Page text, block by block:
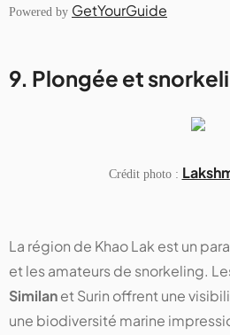
Powered by GetYourGuide
9. Plongée et
Crédit photo :
La région de Khao Lak est un
et les amateurs de snorkeling.
Similanet Surin offrent une
une biodiversité marine